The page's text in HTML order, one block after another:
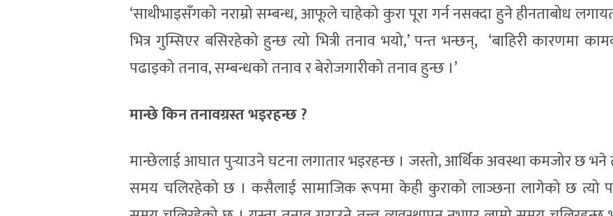
‘साथीभाइसँगको नराम्रो सम्बन्ध, आफूले चाहेको कुरा पूरा गर्न नसक्दा हुने हीनताबोध
भित्र गुम्सिएर बसिरहेको हुन्छ त्यो भित्री तनाव भयो,’ पन्त भन्छन्, ‘बाहिरी कारणमा
पढाइको तनाव, सम्बन्धको तनाव र बेरोजगारीको तनाव हुन्छ ।’
मान्छे किन तनावग्रस्त भइरहन्छ ?
मान्छेलाई आघात पुर्‍याउने घटना लगातार भइरहन्छ । जस्तो, आर्थिक अवस्था कमजोर छ भने
समय चलिरहेको छ । कसैलाई सामाजिक रूपमा केही कुराको लाञ्छना लागेको छ त्यो